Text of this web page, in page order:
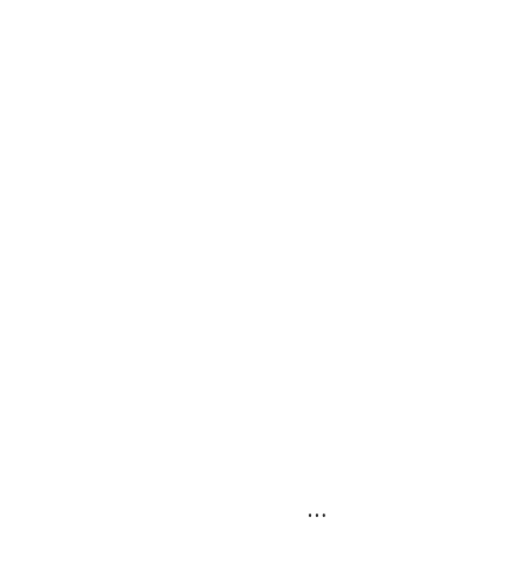
…